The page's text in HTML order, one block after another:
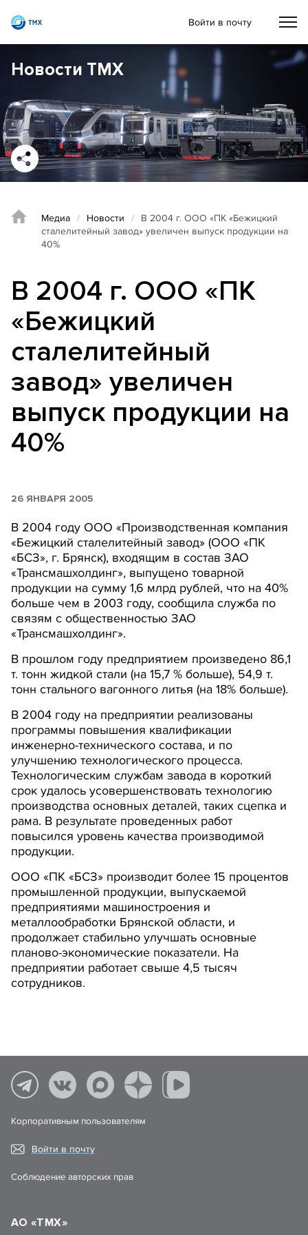
Войти в почту
Новости ТМХ
Медиа / Новости /
В 2004 г. ООО «ПК «Бежицкий
сталелитейный завод» увеличен выпуск продукции на
40%
В 2004 г. ООО «ПК
«Бежицкий
сталелитейный
завод» увеличен
выпуск продукции на
40%
26 ЯНВАРЯ 2005
В 2004 году ООО «Производственная компания
«Бежицкий сталелитейный завод» (ООО «ПК
«БСЗ», г. Брянск), входящим в состав ЗАО
«Трансмашхолдинг», выпущено товарной
продукции на сумму 1,6 млрд рублей, что на 40%
больше чем в 2003 году, сообщила служба по
связям с общественностью ЗАО
«Трансмашхолдинг».
В прошлом году предприятием произведено 86,1
т. тонн жидкой стали (на 15,7 % больше), 54,9 т.
тонн стального вагонного литья (на 18% больше).
В 2004 году на предприятии реализованы
программы повышения квалификации
инженерно-технического состава, и по
улучшению технологического процесса.
Технологическим службам завода в короткий
срок удалось усовершенствовать технологию
производства основных деталей, таких сцепка и
рама. В результате проведенных работ
повысился уровень качества производимой
продукции.
ООО «ПК «БСЗ» производит более 15 процентов
промышленной продукции, выпускаемой
предприятиями машиностроения и
металлообработки Брянской области, и
продолжает стабильно улучшать основные
планово-экономические показатели. На
предприятии работает свыше 4,5 тысяч
сотрудников.
Корпоративным пользователям
Войти в почту
Соблюдение авторских прав
АО «ТМХ»